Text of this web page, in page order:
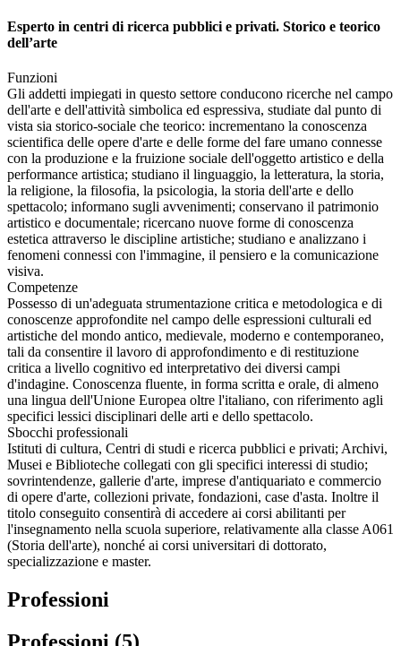
Esperto in centri di ricerca pubblici e privati. Storico e teorico
dell’arte
Funzioni
Gli addetti impiegati in questo settore conducono ricerche nel campo
dell'arte e dell'attività simbolica ed espressiva, studiate dal punto di
vista sia storico-sociale che teorico: incrementano la conoscenza
scientifica delle opere d'arte e delle forme del fare umano connesse
con la produzione e la fruizione sociale dell'oggetto artistico e della
performance artistica; studiano il linguaggio, la letteratura, la storia,
la religione, la filosofia, la psicologia, la storia dell'arte e dello
spettacolo; informano sugli avvenimenti; conservano il patrimonio
artistico e documentale; ricercano nuove forme di conoscenza
estetica attraverso le discipline artistiche; studiano e analizzano i
fenomeni connessi con l'immagine, il pensiero e la comunicazione
visiva.
Competenze
Possesso di un'adeguata strumentazione critica e metodologica e di
conoscenze approfondite nel campo delle espressioni culturali ed
artistiche del mondo antico, medievale, moderno e contemporaneo,
tali da consentire il lavoro di approfondimento e di restituzione
critica a livello cognitivo ed interpretativo dei diversi campi
d'indagine. Conoscenza fluente, in forma scritta e orale, di almeno
una lingua dell'Unione Europea oltre l'italiano, con riferimento agli
specifici lessici disciplinari delle arti e dello spettacolo.
Sbocchi professionali
Istituti di cultura, Centri di studi e ricerca pubblici e privati; Archivi,
Musei e Biblioteche collegati con gli specifici interessi di studio;
sovrintendenze, gallerie d'arte, imprese d'antiquariato e commercio
di opere d'arte, collezioni private, fondazioni, case d'asta. Inoltre il
titolo conseguito consentirà di accedere ai corsi abilitanti per
l'insegnamento nella scuola superiore, relativamente alla classe A061
(Storia dell'arte), nonché ai corsi universitari di dottorato,
specializzazione e master.
Professioni